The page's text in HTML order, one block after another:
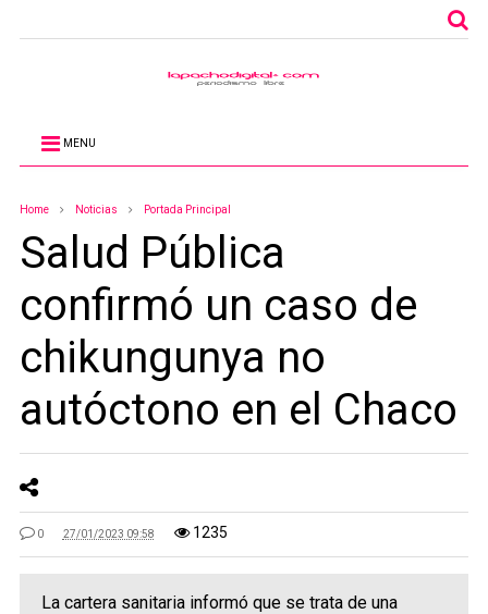
MENU
Home Noticias Portada Principal
Salud Pública
confirmó un caso de
chikungunya no
autóctono en el Chaco
0 27/01/2023 09:58 1235
La cartera sanitaria informó que se trata de una